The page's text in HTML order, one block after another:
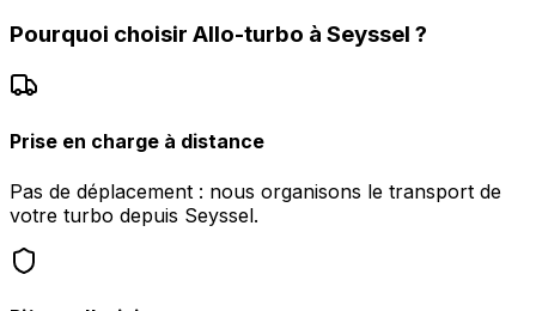
Pourquoi choisir Allo-turbo à Seyssel ?
Prise en charge à distance
Pas de déplacement : nous organisons le transport de
votre turbo depuis Seyssel.